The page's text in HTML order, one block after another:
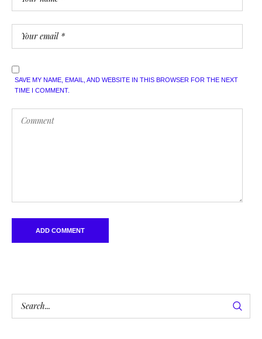
SAVE MY NAME, EMAIL, AND WEBSITE IN THIS BROWSER FOR THE NEXT
TIME I COMMENT.